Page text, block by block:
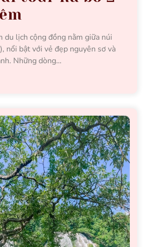
du lịch cộng đồng nằm giữa núi
nổi bật với vẻ đẹp nguyên sơ và
Những dòng…